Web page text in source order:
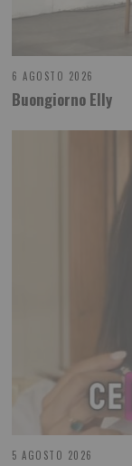
6 AGOSTO 2026
Buongiorno Elly
5 AGOSTO 2026